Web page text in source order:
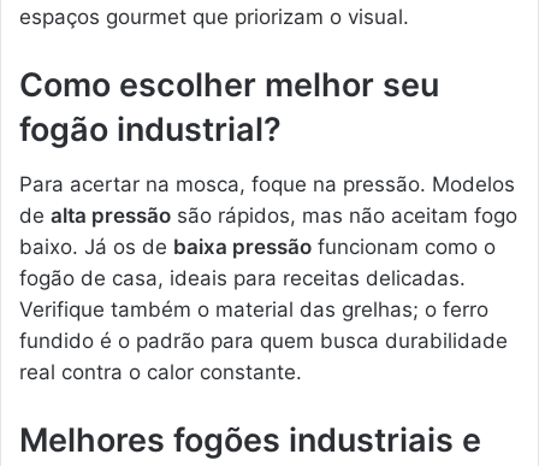
espaços gourmet que priorizam o visual.
Como escolher melhor seu
fogão industrial?
Para acertar na mosca, foque na pressão. Modelos
de alta pressão são rápidos, mas não aceitam fogo
baixo. Já os de baixa pressão funcionam como o
fogão de casa, ideais para receitas delicadas.
Verifique também o material das grelhas; o ferro
fundido é o padrão para quem busca durabilidade
real contra o calor constante.
Melhores fogões industriais e